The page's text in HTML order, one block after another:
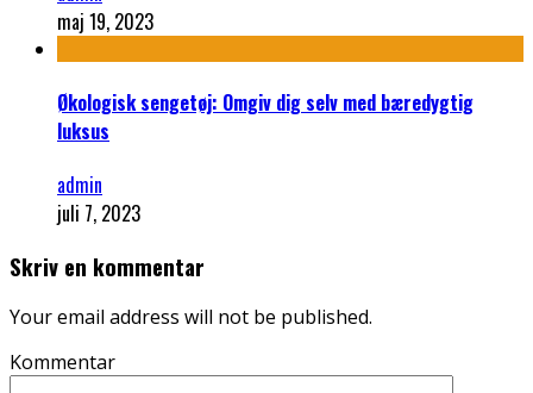
maj 19, 2023
Økologisk sengetøj: Omgiv dig selv med bæredygtig
luksus
admin
juli 7, 2023
Skriv en kommentar
Your email address will not be published.
Kommentar